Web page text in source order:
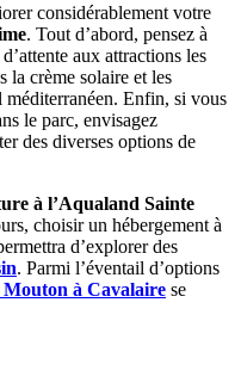
considérablement votre
. Tout d’abord, pensez à
aux attractions les
la crème solaire et les
Enfin, si vous
le parc, envisagez
des diverses options de
à l’Aqualand Sainte
choisir un hébergement à
d’explorer des
. Parmi l’éventail d’options
à Cavalaire se